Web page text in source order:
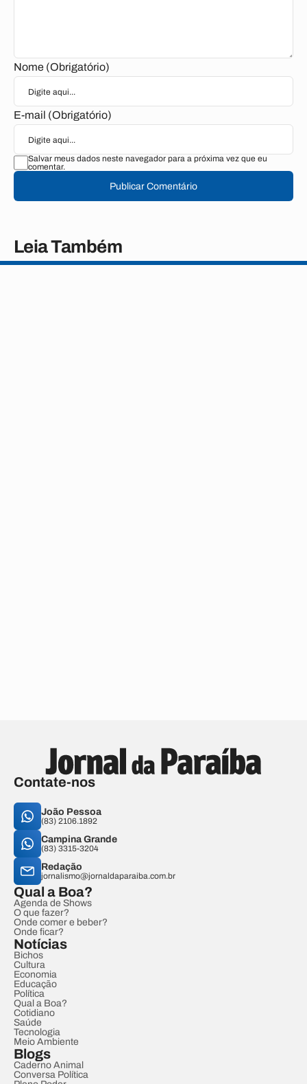
Nome (Obrigatório)
E-mail (Obrigatório)
Salvar meus dados neste navegador para a próxima vez que eu
comentar.
Publicar Comentário
Leia Também
Contate-nos
João Pessoa
(83) 2106.1892
Campina Grande
(83) 3315-3204
Redação
jornalismo@jornaldaparaiba.com.br
Qual a Boa?
Agenda de Shows
O que fazer?
Onde comer e beber?
Onde ficar?
Notícias
Bichos
Cultura
Economia
Educação
Política
Qual a Boa?
Cotidiano
Saúde
Tecnologia
Meio Ambiente
Blogs
Caderno Animal
Conversa Política